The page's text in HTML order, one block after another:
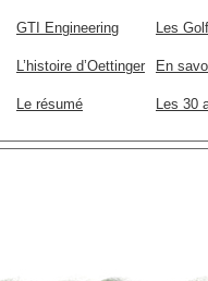
GTI Engineering Les
L’histoire d’Oettinger En
Le résumé Les 30